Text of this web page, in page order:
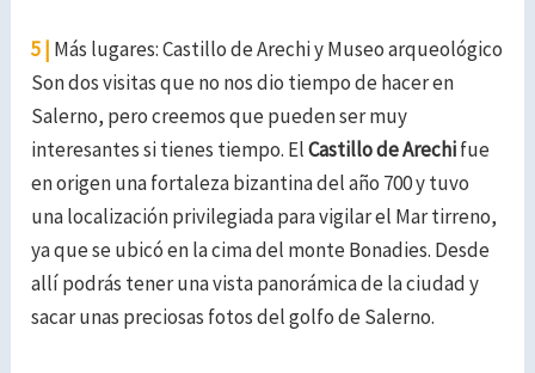
5 | Más lugares: Castillo de Arechi y Museo arqueológico
Son dos visitas que no nos dio tiempo de hacer en
Salerno, pero creemos que pueden ser muy
interesantes si tienes tiempo. ElCastillo de Arechifue
en origen una fortaleza bizantina del año 700 y tuvo
una localización privilegiada para vigilar el Mar tirreno,
ya que se ubicó en la cima del monte Bonadies. Desde
allí podrás tener una vista panorámica de la ciudad y
sacar unas preciosas fotos del golfo de Salerno.